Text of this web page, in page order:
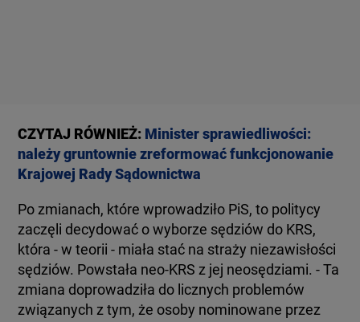
CZYTAJ RÓWNIEŻ: Minister sprawiedliwości:
należy gruntownie zreformować funkcjonowanie
Krajowej Rady Sądownictwa
Po zmianach, które wprowadziło PiS, to politycy
zaczęli decydować o wyborze sędziów do KRS,
która - w teorii - miała stać na straży niezawisłości
sędziów. Powstała neo-KRS z jej neosędziami. - Ta
zmiana doprowadziła do licznych problemów
związanych z tym, że osoby nominowane przez